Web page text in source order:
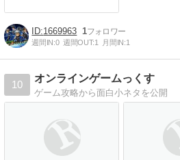
1669963 1
週間IN:0 週間OUT:1 月間IN:1
10
オンラインゲームっくす
ゲーム攻略から面白小ネタを公開